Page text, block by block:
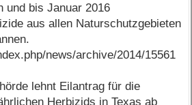
und bis Januar 2016
aus allen Naturschutzgebieten
news/archive/2014/15561
lehnt Eilantrag für die
Herbizids in Texas ab